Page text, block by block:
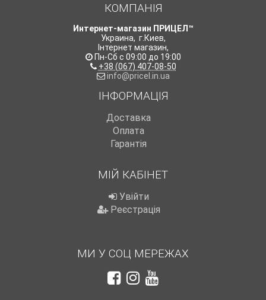
КОМПАНІЯ
Интернет-магазин ПРИЦЕЛ™
Украина, г.Киев,
Інтернет магазин,
Пн-Сб с 09:00 до 19:00
+38 (067) 407-08-50
info@pricel.in.ua
ІНФОРМАЦІЯ
Доставка
Оплата
Гарантія
МІЙ КАБІНЕТ
Увійти
Реєстрація
МИ У СОЦ МЕРЕЖАХ